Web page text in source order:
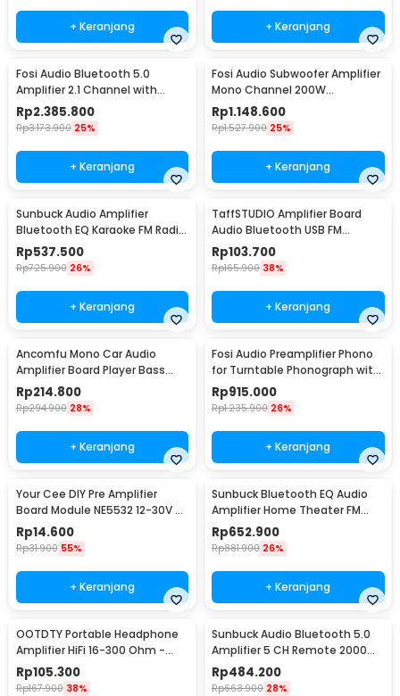
+ Keranjang + Keranjang
Fosi Audio Bluetooth 5.0
Amplifier 2.1 Channel with
Remote - DA2120C
Rp2.385.800
Rp3.173.900 25%
+ Keranjang
Fosi Audio Subwoofer Amplifier
Mono Channel 200W
TPA3255D2 - M03
Rp1.148.600
Rp1.527.900 25%
+ Keranjang
Sunbuck Audio Amplifier
Bluetooth EQ Karaoke FM Radio
2000W - AS-336BU
Rp537.500
Rp725.900 26%
+ Keranjang
TaffSTUDIO Amplifier Board
Audio Bluetooth USB FM
Subwoofer DIY 400W - D10OK
Rp103.700
Rp165.900 38%
+ Keranjang
Ancomfu Mono Car Audio
Amplifier Board Player Bass
Subwoofer 12V 600W - FK-206
Rp214.800
Rp294.900 28%
+ Keranjang
Fosi Audio Preamplifier Phono
for Turntable Phonograph with
Tube - Box X2
Rp915.000
Rp1.235.900 26%
+ Keranjang
Your Cee DIY Pre Amplifier
Board Module NE5532 12-30V -
XH-A902
Rp14.600
Rp31.900 55%
+ Keranjang
Sunbuck Bluetooth EQ Audio
Amplifier Home Theater FM
2000W - TAV-6188BT
Rp652.900
Rp881.900 26%
+ Keranjang
OOTDTY Portable Headphone
Amplifier HiFi 16-300 Ohm -
D3CS
Rp105.300
Rp167.900 38%
Sunbuck Audio Bluetooth 5.0
Amplifier 5 CH Remote 2000W
- AV-298BT
Rp484.200
Rp663.900 28%